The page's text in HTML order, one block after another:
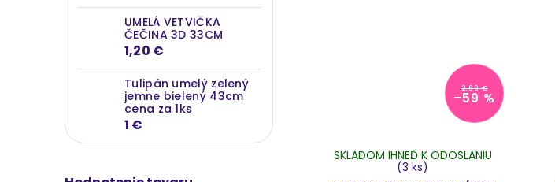
UMELÁ VETVIČKA
ČEČINA 3D 33CM
1,20 €
Tulipán umelý zelený
jemne bielený 43cm
cena za 1ks
1 €
2,99 €
–59 %
SKLADOM IHNEĎ K ODOSLANIU
(3 ks)